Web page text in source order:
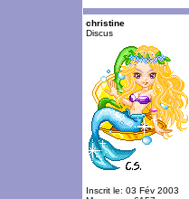
christine
Discus
Inscrit le: 03 Fév 2003